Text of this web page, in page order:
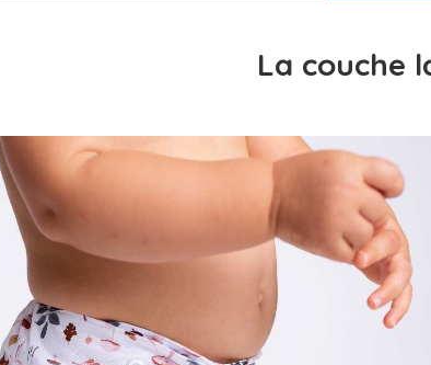
La couche